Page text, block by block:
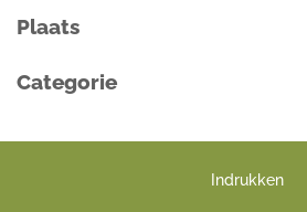
Plaats
Categorie
Indrukken